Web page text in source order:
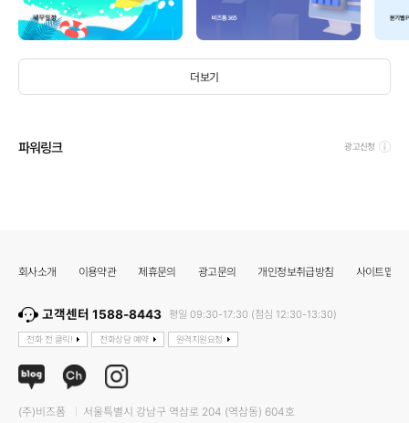
더보기
파워링크 광고신청
회사소개 이용약관 제휴문의 광고문의 개인정보취급방침 사이트맵
고객센터 1588-8443 평일 09:30-17:30 (점심 12:30-13:30)
전화 전 클릭! 전화상담 예약 원격지원요청
(주)비즈폼 서울특별시 강남구 역삼로 204 (역삼동) 604호